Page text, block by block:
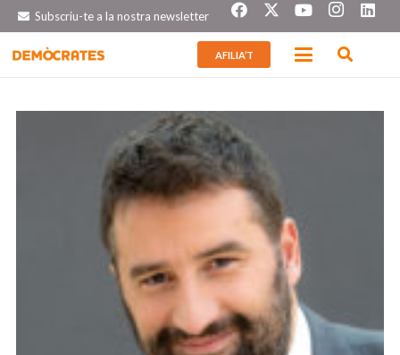
Subscriu-te a la nostra newsletter
AFILIA’T